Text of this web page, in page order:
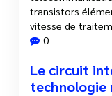
transistors
vitesse de
0
Le circuit
technologie